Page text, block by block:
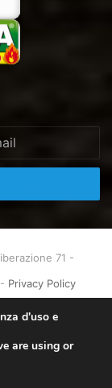
71 -
Privacy Policy
d'uso e
are using or